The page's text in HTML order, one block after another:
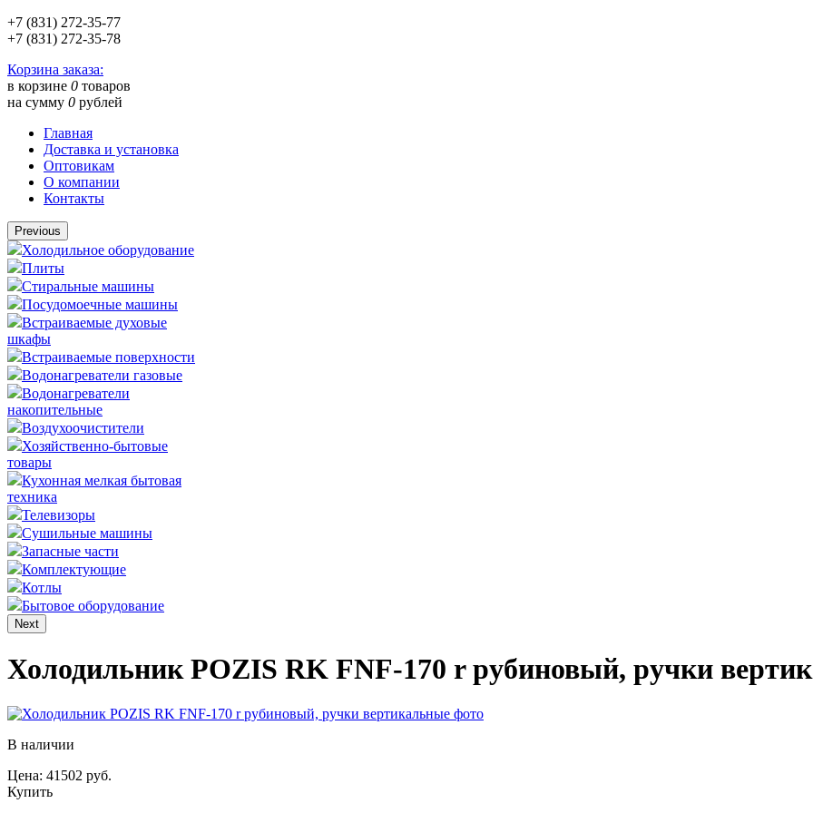
+7 (831) 272-35-77
+7 (831) 272-35-78
Корзина заказа:
в корзине 0 товаров
на сумму 0 рублей
Главная
Доставка и установка
Оптовикам
О компании
Контакты
Previous
Холодильное оборудование
Плиты
Стиральные машины
Посудомоечные машины
Встраиваемые духовые
шкафы
Встраиваемые поверхности
Водонагреватели газовые
Водонагреватели
накопительные
Воздухоочистители
Хозяйственно-бытовые
товары
Кухонная мелкая бытовая
техника
Телевизоры
Сушильные машины
Запасные части
Комплектующие
Котлы
Бытовое оборудование
Next
Холодильник POZIS RK FNF-170 r рубиновый, ручки
В наличии
Цена: 41502 руб.
Купить